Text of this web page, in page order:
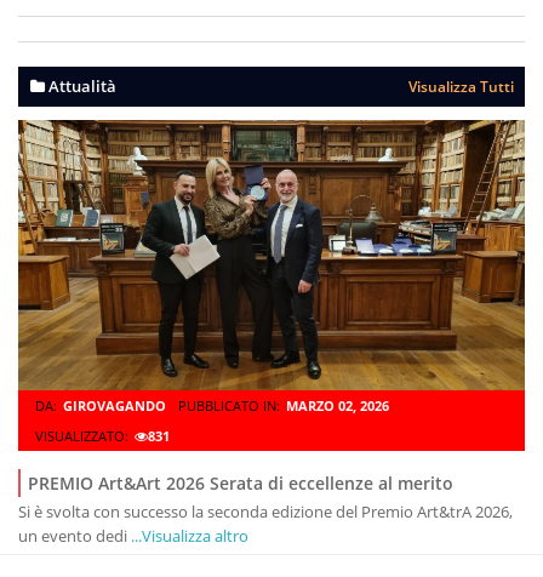
Attualità Visualizza Tutti
DA: GIROVAGANDO PUBBLICATO IN: MARZO 02, 2026
VISUALIZZATO:
831
PREMIO Art&Art 2026 Serata di eccellenze al merito
Si è svolta con successo la seconda edizione del Premio Art&trA 2026,
un evento dedi ...Visualizza altro